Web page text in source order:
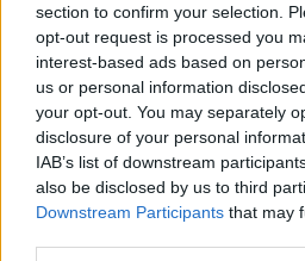
section to confirm your selection.
opt-out request is processed you
interest-based ads based on
us or personal information
your opt-out. You may separately
disclosure of your personal
IAB’s list of downstream
also be disclosed by us to third
Downstream Participants that may
Σήμερα η δεύτερη πληρωμή
Λογαριασμού Αγροτικής